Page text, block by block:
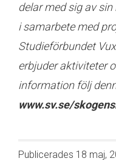
delar med sig av
i samarbete med
Studieförbundet
erbjuder aktiviteter
information följ
www.sv.se/
Publicerades 18 maj,